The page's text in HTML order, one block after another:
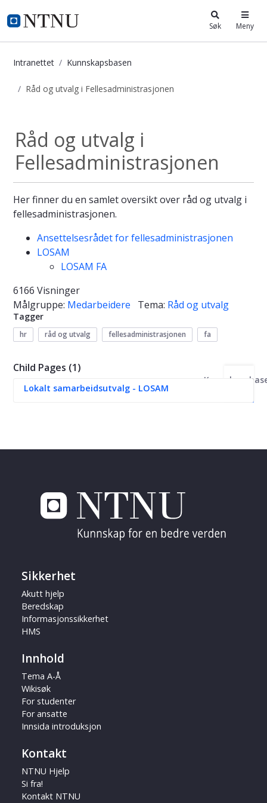
i.ntnu.no Søk Meny
Intranettet Kunnskapsbasen
Råd og utvalg i Fellesadministrasjonen
Råd og utvalg i
Fellesadministrasjonen
Her finner du en samlet oversikt over råd og utvalg i
fellesadministrasjonen.
Ansettelsesrådet for fellesadministrasjonen
LOSAM
LOSAM FA
6166 Visninger
Målgruppe: Medarbeidere Tema: Råd og utvalg
Tagger
hr råd og utvalg fellesadministrasjonen fa
Child Pages (1)
Lokalt samarbeidsutvalg - LOSAM
Sikkerhet
Akutt hjelp
Beredskap
Informasjonssikkerhet
HMS
Innhold
Tema A-Å
Wikisøk
For studenter
For ansatte
Innsida introduksjon
Kontakt
NTNU Hjelp
Si fra!
Kontakt NTNU